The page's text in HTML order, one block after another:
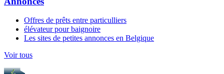
Offres de prêts entre particulliers
élévateur pour baignoire
Les sites de petites annonces en Belgique
Voir tous